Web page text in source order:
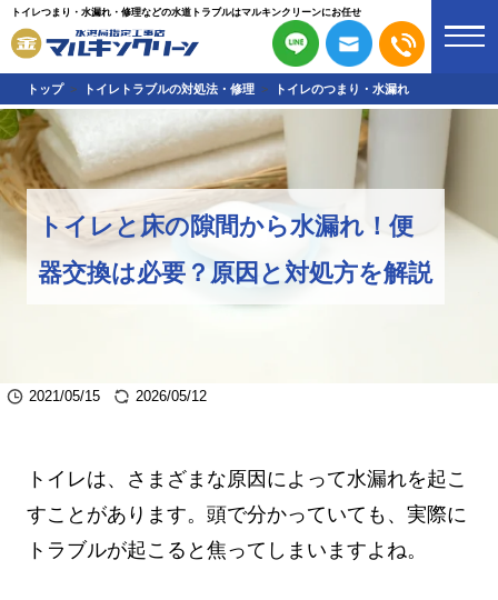
トイレつまり・水漏れ・修理などの水道トラブルはマルキンクリーンにお任せ
トップ トイレトラブルの対処法・修理 トイレのつまり・水漏れ
トイレと床の隙間から水漏れ！便
器交換は必要？原因と対処方を解説
2021/05/15 2026/05/12
トイレは、さまざまな原因によって水漏れを起こ
すことがあります。頭で分かっていても、実際に
トラブルが起こると焦ってしまいますよね。